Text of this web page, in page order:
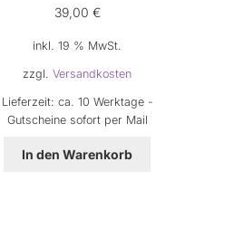
39,00 €
inkl. 19 % MwSt.
zzgl.Versandkosten
Lieferzeit: ca. 10 Werktage -
Gutscheine sofort per Mail
In den Warenkorb